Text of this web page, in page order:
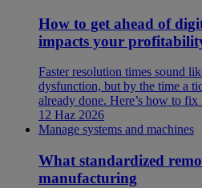
How to get ahead of
impacts your
Faster resolution times sound
dysfunction, but by the time a
already done. Here’s how to fix
12 Haz 2026
Manage systems and machines
What standardized
manufacturing